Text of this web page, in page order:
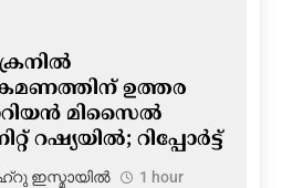
ഉത്തര
മിസൈൽ
റഷ്യയിൽ; റിപ്പോർട്ട്
ഇസ്മായില്‍
1 hour